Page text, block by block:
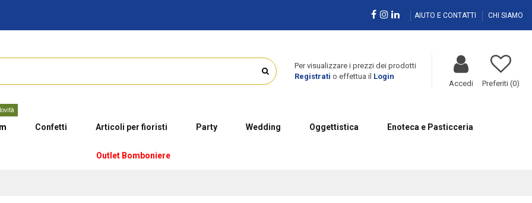
AIUTO E CONTATTI CHI SIAMO
Per visualizzare i prezzi dei prodotti
Registrati o effettua il Login
Accedi Preferiti (0)
Confetti Articoli per fioristi Party Wedding Oggettistica Enoteca e Pasticceria
Outlet Bomboniere